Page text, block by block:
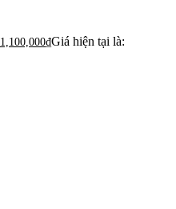
1,100,000₫Giá hiện tại là: